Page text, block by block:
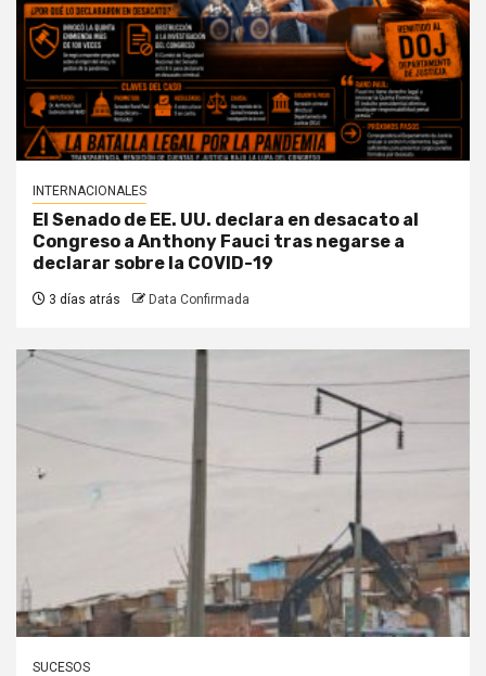
INTERNACIONALES
El Senado de EE. UU. declara en desacato al
Congreso a Anthony Fauci tras negarse a
declarar sobre la COVID-19
3 días atrás Data Confirmada
SUCESOS